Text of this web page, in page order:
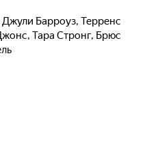
Джули Барроуз, Терренс
, Тара Стронг, Брюс